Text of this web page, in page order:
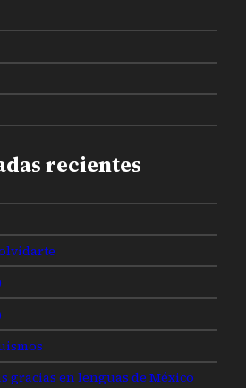
recientes
gracias en lenguas de México